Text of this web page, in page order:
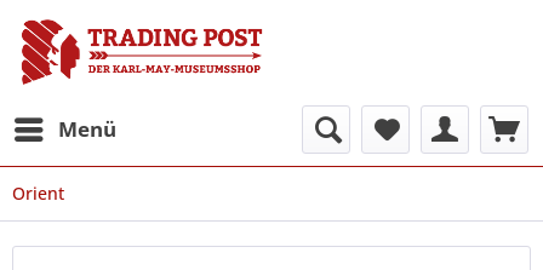
Menü
Orient